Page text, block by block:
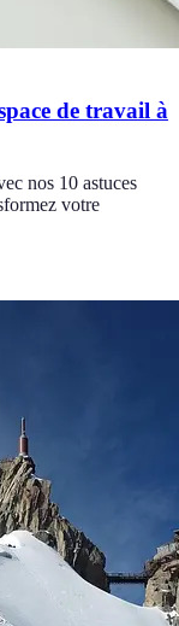
de travail à
nos 10 astuces
votre